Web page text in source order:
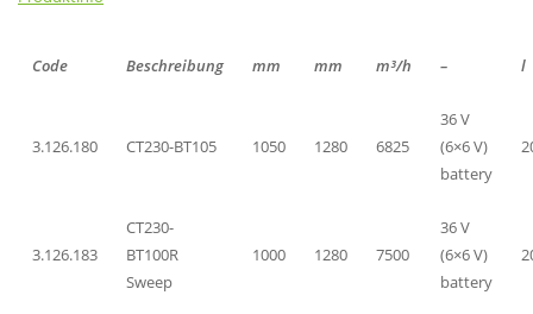
Code Beschreibung mm mm m³/h – l
3.126.180 CT230-BT105 1050 1280 6825
36 V
(6×6 V)
battery
3.126.183
CT230-
BT100R
Sweep
1000 1280 7500
36 V
(6×6 V)
battery